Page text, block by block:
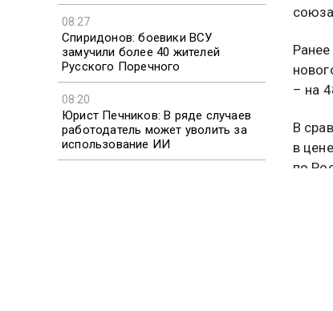
08:27
Спиридонов: боевики ВСУ
замучили более 40 жителей
Русского Поречного
08:20
Юрист Печников: В ряде случаев
работодатель может уволить за
использование ИИ
– на
В
в
по